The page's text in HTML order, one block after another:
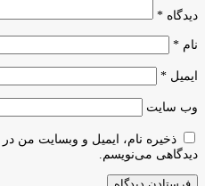
دیدگاه *
نام *
ایمیل *
وب‌ سایت
ذخیره نام، ایمیل و وبسایت من
دیدگاهی می‌نویسم.